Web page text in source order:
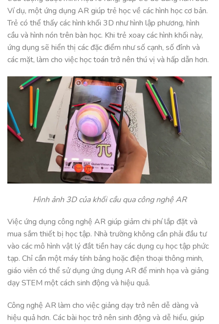
Ví dụ, một ứng dụng AR giúp trẻ học về các hình học cơ bản.
Trẻ có thể thấy các hình khối 3D như hình lập phương, hình
cầu và hình nón trên bàn học. Khi trẻ xoay các hình khối này,
ứng dụng sẽ hiển thị các đặc điểm như số cạnh, số đỉnh và
các mặt, làm cho việc học toán trở nên thú vị và hấp dẫn hơn.
Hình ảnh 3D của khối cầu qua công nghệ AR
Việc ứng dụng công nghệ AR giúp giảm chi phí lắp đặt và
mua sắm thiết bị học tập. Nhà trường không cần phải đầu tư
vào các mô hình vật lý đắt tiền hay các dụng cụ học tập phức
tạp. Chỉ cần một máy tính bảng hoặc điện thoại thông minh,
giáo viên có thể sử dụng ứng dụng AR để minh họa và giảng
dạy STEM một cách sinh động và hiệu quả.
Công nghệ AR làm cho việc giảng dạy trở nên dễ dàng và
hiệu quả hơn. Các bài học trở nên sinh động và dễ hiểu, giúp